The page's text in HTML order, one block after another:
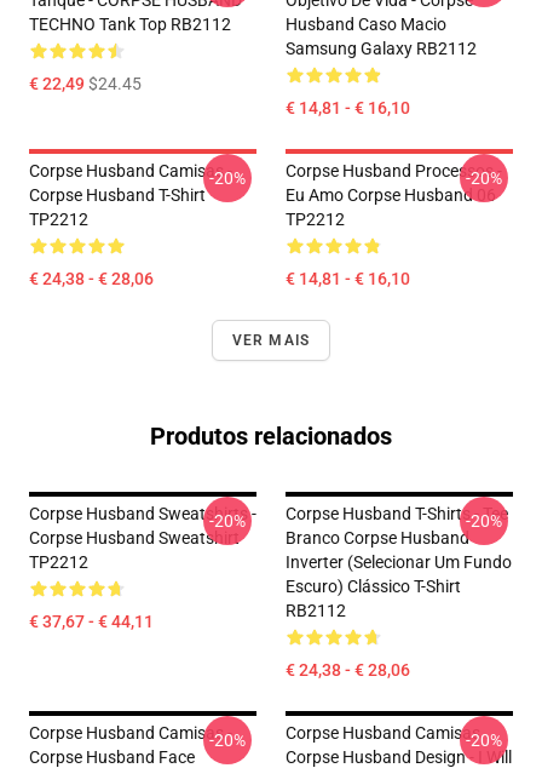
TECHNO Tank Top RB2112
€ 22,49$24.45
Husband Caso Macio
Samsung Galaxy RB2112
€ 14,81 - € 16,10
Corpse Husband Camisas -
Corpse Husband T-Shirt
TP2212
€ 24,38 - € 28,06
-20%
Corpse Husband Processos -
Eu Amo Corpse Husband 06
TP2212
€ 14,81 - € 16,10
-20%
VER MAIS
Produtos relacionados
Corpse Husband Sweatshirts -
Corpse Husband Sweatshirt
TP2212
€ 37,67 - € 44,11
-20%
Corpse Husband T-Shirts - Tee
Branco Corpse Husband
Inverter (selecionar Um Fundo
Escuro) Clássico T-Shirt
RB2112
€ 24,38 - € 28,06
-20%
Corpse Husband Camisas -
Corpse Husband Face
-20%
Corpse Husband Camisas...
Corpse Husband Design - I Will
-20%